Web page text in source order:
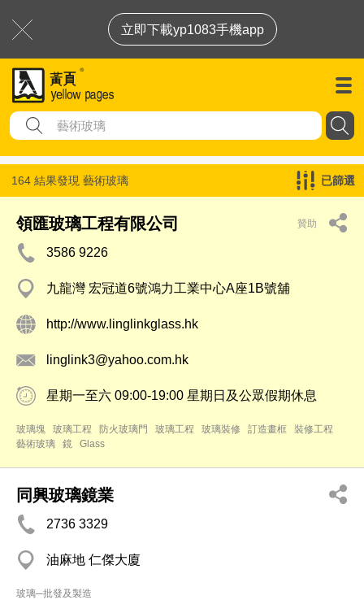
立即下載yp1083手機app
164 結果發現 藝術玻璃 已篩選
領匯玻璃工程有限公司 贊助
3586 9226
九龍灣 宏冠道6號鴻力工業中心A座1B號舖
http://www.linglinkglass.hk
linglink3@yahoo.com.hk
星期一至六 09:00-19:00 星期日及公眾假期休息
玻璃塊 玻璃工程 防火玻璃門 玻璃工程 玻璃裝修 訂造畫框
裝修工程
藝術玻璃
鏡 Glass
同興玻璃鏡業
2736 3329
油麻地 仁傑大廈
玻璃─批發及製造